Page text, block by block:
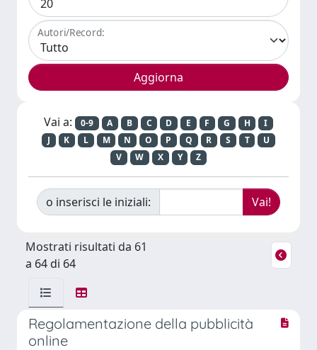
Autori/Record:
Vai a: 0-9 A B C D E F G H
I
J
K L M N O P Q R S T
U
V
W X Y Z
o inserisci le iniziali:
Mostrati risultati da 61
a 64 di 64
Regolamentazione della pubblicità
online